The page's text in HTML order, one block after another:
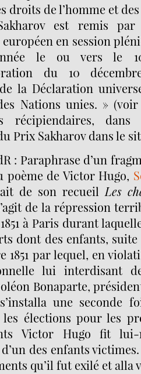
droits de l’homme et
est remis
en session
le ou vers le
du 10
la Déclaration
Nations unies. »
récipiendaires,
Prix Sakharov dans le
: Paraphrase d’un
poème de Victor Hugo,
de son recueil Les
de la répression
à Paris durant
dont des enfants, suite
1851 par lequel, en
lui interdisant
Bonaparte,
une seconde
les élections pour les
Victor Hugo fit
des enfants victimes.
qu’il fut exilé et alla